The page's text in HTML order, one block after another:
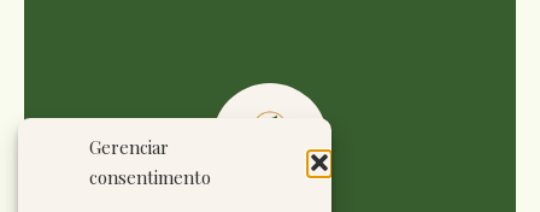
Gerenciar
consentimento